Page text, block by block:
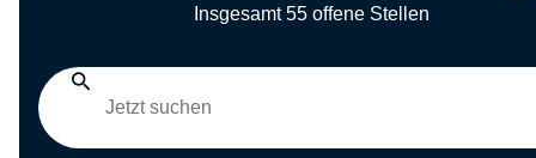
Insgesamt 55 offene Stellen